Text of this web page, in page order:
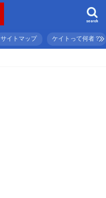
search
サイトマップ ケイトって何者？